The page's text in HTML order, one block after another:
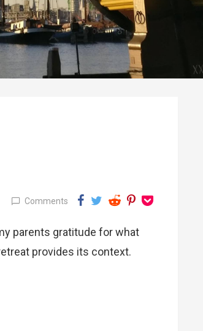
Comments
parents gratitude for what
provides its context.